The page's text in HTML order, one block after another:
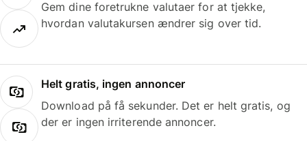
Gem dine foretrukne valutaer for at tjekke,
hvordan valutakursen ændrer sig over tid.
Helt gratis, ingen annoncer
Download på få sekunder. Det er helt gratis, og
der er ingen irriterende annoncer.